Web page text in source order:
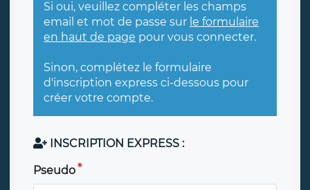
Si oui, veuillez compléter les champs
email et mot de passe sur le formulaire
en haut de page pour vous connecter.
Sinon, complétez le formulaire
d'inscription express ci-dessous pour
créer votre compte.
INSCRIPTION EXPRESS :
Pseudo